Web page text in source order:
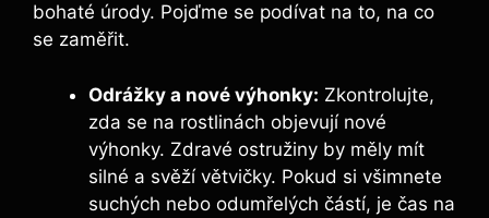
bohaté úrody. Pojďme se podívat na to, na co
se zaměřit.
Odrážky a nové výhonky: Zkontrolujte,
zda se na rostlinách objevují nové
výhonky. Zdravé ostružiny by měly mít
silné a svěží větvičky. Pokud si všimnete
suchých nebo odumřelých částí, je čas na